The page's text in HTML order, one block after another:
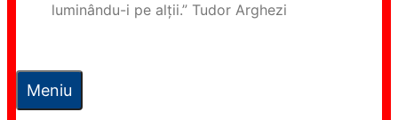
luminându-i pe alţii.” Tudor Arghezi
Meniu